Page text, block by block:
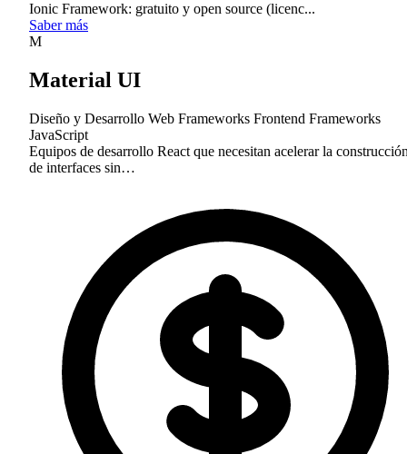
Ionic Framework: gratuito y open source (licenc...
Saber más
M
Material UI
Diseño y Desarrollo Web Frameworks Frontend Frameworks
JavaScript
Equipos de desarrollo React que necesitan acelerar la
de interfaces sin…